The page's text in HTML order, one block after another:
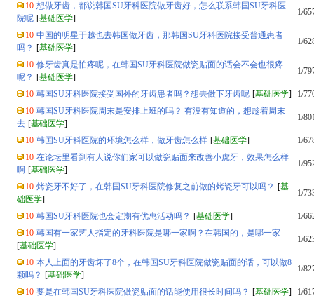
10 想做牙齿，都说韩国SU牙科医院做牙齿好，怎么联系韩国SU牙科医
院呢 [基础医学]
1/
10 中国的明星于越也去韩国做牙齿，那韩国SU牙科医院接受普通患者
吗？ [基础医学]
1/
10 修牙齿真是怕疼呢，在韩国SU牙科医院做瓷贴面的话会不会也很疼
呢？ [基础医学]
1/
10 韩国SU牙科医院接受国外的牙齿患者吗？想去做下牙齿呢 [基础医学]
1/
10 韩国SU牙科医院周末是安排上班的吗？ 有没有知道的，想趁着周末
去 [基础医学]
1/
10 韩国SU牙科医院的环境怎么样，做牙齿怎么样 [基础医学]
1/
10 在论坛里看到有人说你们家可以做瓷贴面来改善小虎牙，效果怎么样
啊 [基础医学]
1/
10 烤瓷牙不好了，在韩国SU牙科医院修复之前做的烤瓷牙可以吗？ [基
础医学]
1/
10 韩国SU牙科医院也会定期有优惠活动吗？ [基础医学]
1/
10 韩国有一家艺人指定的牙科医院是哪一家啊？在韩国的，是哪一家
[基础医学]
1/
10 本人上面的牙齿坏了8个，在韩国SU牙科医院做瓷贴面的话，可以做8
颗吗？ [基础医学]
1/
10 要是在韩国SU牙科医院做瓷贴面的话能使用很长时间吗？ [基础医学]
1/